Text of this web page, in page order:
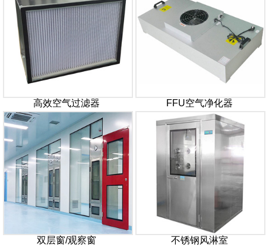
高效空气过滤器 FFU空气净化器
双层窗/观察窗 不锈钢风淋室